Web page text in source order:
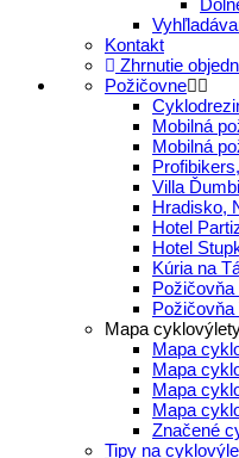
Kontakt
Zhrnutie
Požičovne
Mobilná
Mobilná
Villa
Hradisko,
Hotel
Hotel
Kúria na
Požičovňa
Požičovňa
Mapa
Mapa
Mapa
Mapa
Mapa
Značené
Tipy na